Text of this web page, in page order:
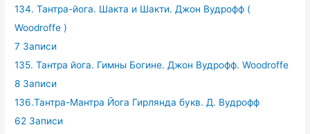
134. Тантра-йога. Шакта и Шакти. Джон Вудрофф (
Woodroffe )
7 Записи
135. Тантра йога. Гимны Богине. Джон Вудрофф. Woodroffe
8 Записи
136.Тантра-Мантра Йога Гирлянда букв. Д. Вудрофф
62 Записи